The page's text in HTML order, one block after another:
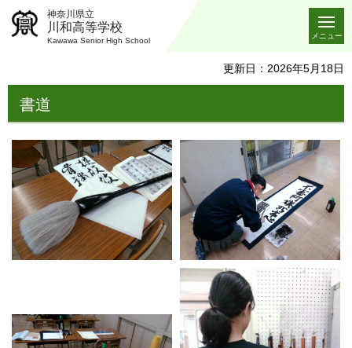
神奈川県立
川和高等学校
Kawawa Senior High School
メニュー
更新日：2026年5月18日
書道